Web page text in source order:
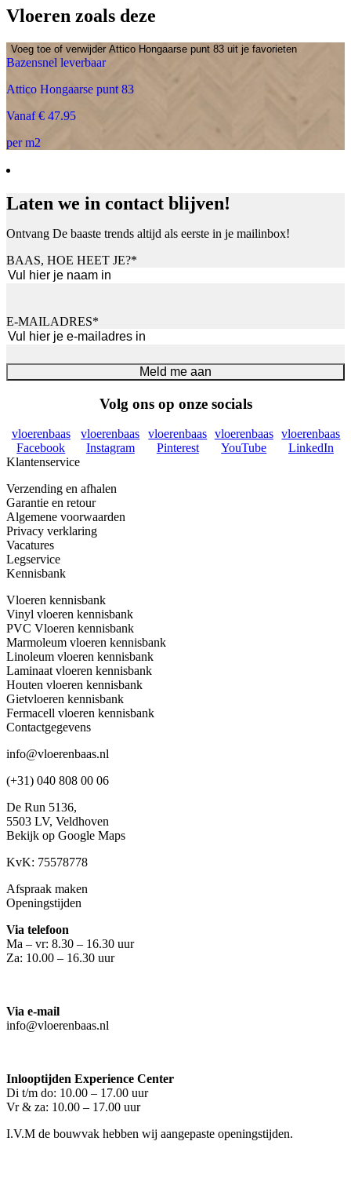
Vloeren zoals deze
Voeg toe of verwijder Attico Hongaarse punt 83 uit je favorieten
Bazensnel leverbaar
Attico Hongaarse punt 83
Vanaf € 47.95
per m2
Laten we in contact blijven!
Ontvang De baaste trends altijd als eerste in je mailinbox!
BAAS, HOE HEET JE?*
E-MAILADRES*
Meld me aan
Volg ons op onze socials
vloerenbaas
Facebook
vloerenbaas
Instagram
vloerenbaas
Pinterest
vloerenbaas
YouTube
vloerenbaas
LinkedIn
Klantenservice
Verzending en afhalen
Garantie en retour
Algemene voorwaarden
Privacy verklaring
Vacatures
Legservice
Kennisbank
Vloeren kennisbank
Vinyl vloeren kennisbank
PVC Vloeren kennisbank
Marmoleum vloeren kennisbank
Linoleum vloeren kennisbank
Laminaat vloeren kennisbank
Houten vloeren kennisbank
Gietvloeren kennisbank
Fermacell vloeren kennisbank
Contactgegevens
info@vloerenbaas.nl
(+31) 040 808 00 06
De Run 5136,
5503 LV, Veldhoven
Bekijk op Google Maps
KvK: 75578778
Afspraak maken
Openingstijden
Via telefoon
Ma – vr: 8.30 – 16.30 uur
Za: 10.00 – 16.30 uur
Via e-mail
info@vloerenbaas.nl
Inlooptijden Experience Center
Di t/m do: 10.00 – 17.00 uur
Vr & za: 10.00 – 17.00 uur
I.V.M de bouwvak hebben wij aangepaste openingstijden.